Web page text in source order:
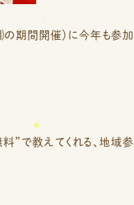
の期間開催）に今年も参加
”で教えてくれる、地域参